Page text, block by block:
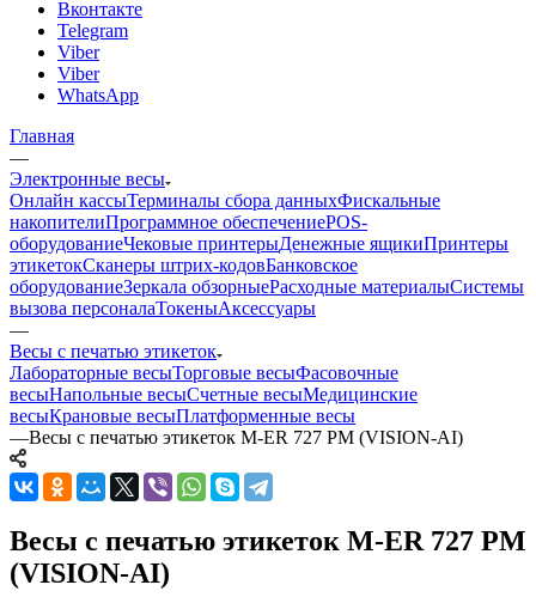
Вконтакте
Telegram
Viber
Viber
WhatsApp
Главная
—
Электронные весы
Онлайн кассыТерминалы сбора данныхФискальные
накопителиПрограммное обеспечениеPOS-
оборудованиеЧековые принтерыДенежные ящикиПринтеры
этикетокСканеры штрих-кодовБанковское
оборудованиеЗеркала обзорныеРасходные материалыСистемы
вызова персоналаТокеныАксессуары
—
Весы с печатью этикеток
Лабораторные весыТорговые весыФасовочные
весыНапольные весыСчетные весыМедицинские
весыКрановые весыПлатформенные весы
—Весы с печатью этикеток M-ER 727 PM (VISION-AI)
Весы с печатью этикеток M-ER 727 PM
(VISION-AI)